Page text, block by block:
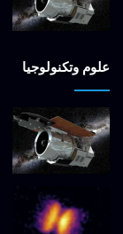
علوم وتكنولوجيا